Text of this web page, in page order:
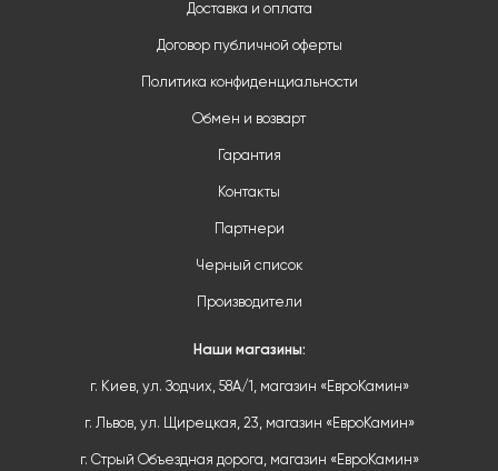
Доставка и оплата
Договор публичной оферты
Политика конфиденциальности
Обмен и возварт
Гарантия
Контакты
Партнери
Черный список
Производители
Наши магазины:
г. Киев, ул. Зодчих, 58А/1, магазин «ЕвроКамин»
г. Львов, ул. Щирецкая, 23, магазин «ЕвроКамин»
г. Стрый Объездная дорога, магазин «ЕвроКамин»